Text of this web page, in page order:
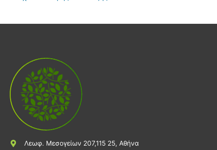
Λεωφ. Μεσογείων 207,115 25, Αθήνα